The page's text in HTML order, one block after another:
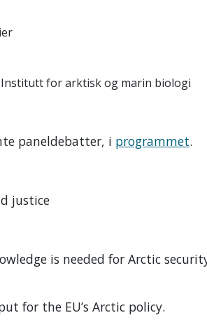
Institutt for arktisk og marin biologi
paneldebatter, i programmet.
justice
is needed for Arctic
for the EU’s Arctic policy.